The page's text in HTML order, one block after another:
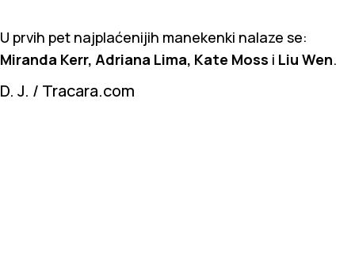
U prvih pet najplaćenijih manekenki nalaze se:
Miranda Kerr, Adriana Lima, Kate Moss i Liu Wen.
D. J. / Tracara.com